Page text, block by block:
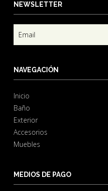
NEWSLETTER
NAVEGACIÓN
Inicio
Baño
Exterior
Accesorios
Muebles
MEDIOS DE PAGO